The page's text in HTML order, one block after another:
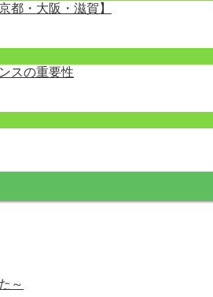
都・大阪・滋賀】
スの重要性
～